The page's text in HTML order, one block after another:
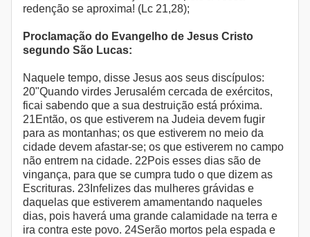
redenção se aproxima! (Lc 21,28);
Proclamação do Evangelho de Jesus Cristo
segundo São Lucas:
Naquele tempo, disse Jesus aos seus discípulos:
20"Quando virdes Jerusalém cercada de exércitos,
ficai sabendo que a sua destruição está próxima.
21Então, os que estiverem na Judeia devem fugir
para as montanhas; os que estiverem no meio da
cidade devem afastar-se; os que estiverem no campo
não entrem na cidade. 22Pois esses dias são de
vingança, para que se cumpra tudo o que dizem as
Escrituras. 23Infelizes das mulheres grávidas e
daquelas que estiverem amamentando naqueles
dias, pois haverá uma grande calamidade na terra e
ira contra este povo. 24Serão mortos pela espada e